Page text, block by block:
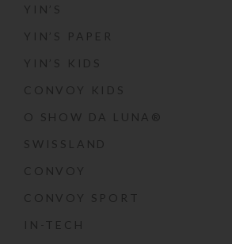
YIN’S
YIN’S PAPER
YIN’S KIDS
CONVOY KIDS
O SHOW DA LUNA®
SWISSLAND
CONVOY
CONVOY SPORT
IN-TECH